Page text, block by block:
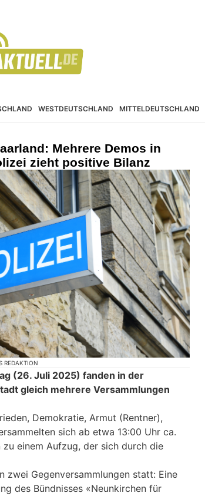
WESTDEUTSCHLAND MITTELDEUTSCHLAND
Mehrere Demos in
zieht positive Bilanz
REDAKTION
(26. Juli 2025) fanden in der
gleich mehrere Versammlungen
Demokratie, Armut (Rentner),
sich ab etwa 13:00 Uhr ca.
zu einem Aufzug, der sich durch die
zwei Gegenversammlungen statt: Eine
des Bündnisses «Neunkirchen für